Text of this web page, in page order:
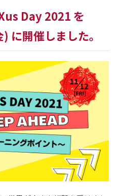
Day 2021 を
に開催しました。